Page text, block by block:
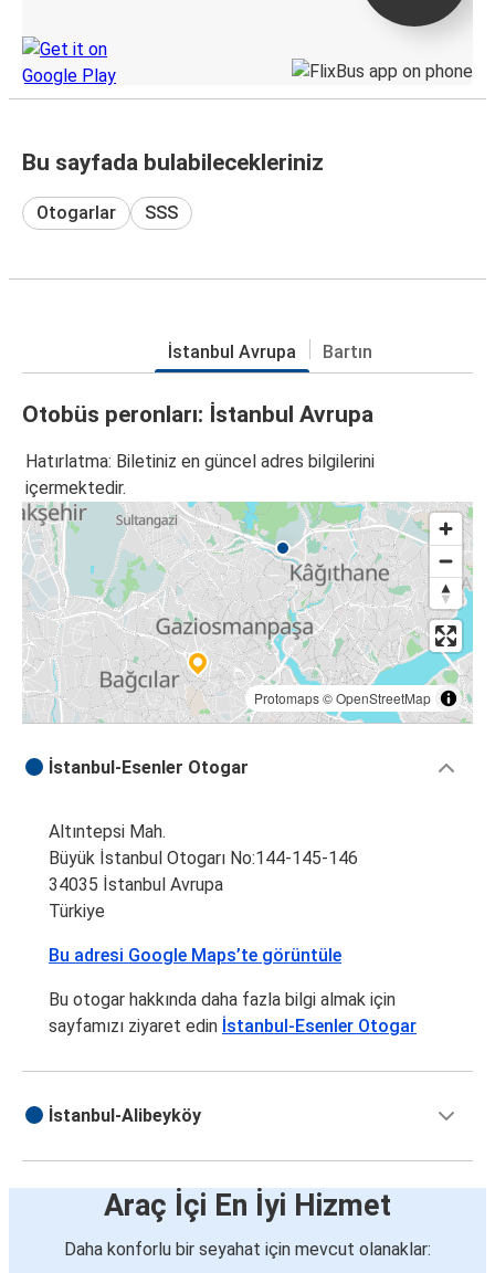
Bu sayfada bulabilecekleriniz
Otogarlar SSS
İstanbul Avrupa Bartın
Otobüs peronları: İstanbul Avrupa
Hatırlatma: Biletiniz en güncel adres bilgilerini
içermektedir.
Protomaps©OpenStreetMap
İstanbul-Esenler Otogar
Altıntepsi Mah.
Büyük İstanbul Otogarı No:144-145-146
34035 İstanbul Avrupa
Türkiye
Bu adresi Google Maps’te görüntüle
Bu otogar hakkında daha fazla bilgi almak için
sayfamızı ziyaret edin İstanbul-Esenler Otogar
İstanbul-Alibeyköy
Araç İçi En İyi Hizmet
Daha konforlu bir seyahat için mevcut olanaklar: